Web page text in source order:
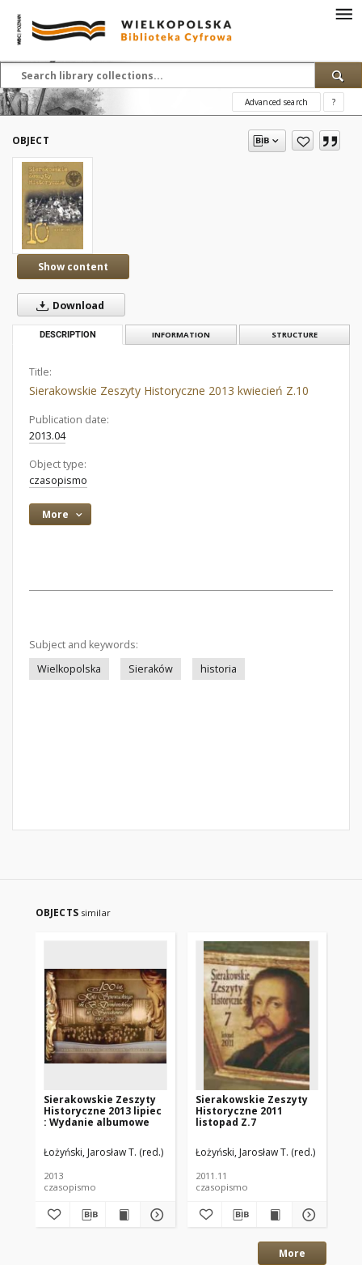
Advanced search ?
OBJECT
Show content
Download
DESCRIPTION INFORMATION STRUCTURE
Title:
Sierakowskie Zeszyty Historyczne 2013 kwiecień Z.10
Publication date:
2013.04
Object type:
czasopismo
More
Subject and keywords:
Wielkopolska
Sieraków historia
OBJECTS similar
Sierakowskie Zeszyty
Historyczne 2013 lipiec
: Wydanie albumowe
Łożyński, Jarosław T. (red.)
2013
czasopismo
Sierakowskie Zeszyty
Historyczne 2011
listopad Z.7
Łożyński, Jarosław T. (red.)
2011.11
czasopismo
More